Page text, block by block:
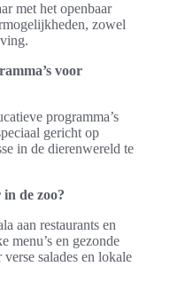
met het openbaar
zowel
voor
programma’s
gericht op
in de dierenwereld te
de zoo?
aan restaurants en
menu’s en gezonde
salades en lokale